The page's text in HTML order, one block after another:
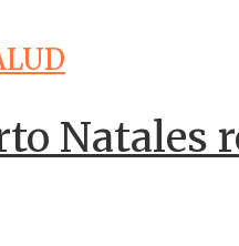
Natales